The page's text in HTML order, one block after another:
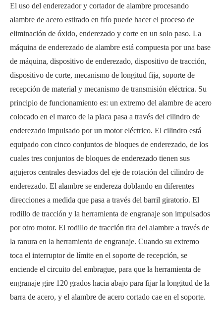
El uso del enderezador y cortador de alambre procesando
alambre de acero estirado en frío puede hacer el proceso de
eliminación de óxido, enderezado y corte en un solo paso. La
máquina de enderezado de alambre está compuesta por una base
de máquina, dispositivo de enderezado, dispositivo de tracción,
dispositivo de corte, mecanismo de longitud fija, soporte de
recepción de material y mecanismo de transmisión eléctrica. Su
principio de funcionamiento es: un extremo del alambre de acero
colocado en el marco de la placa pasa a través del cilindro de
enderezado impulsado por un motor eléctrico. El cilindro está
equipado con cinco conjuntos de bloques de enderezado, de los
cuales tres conjuntos de bloques de enderezado tienen sus
agujeros centrales desviados del eje de rotación del cilindro de
enderezado. El alambre se endereza doblando en diferentes
direcciones a medida que pasa a través del barril giratorio. El
rodillo de tracción y la herramienta de engranaje son impulsados
por otro motor. El rodillo de tracción tira del alambre a través de
la ranura en la herramienta de engranaje. Cuando su extremo
toca el interruptor de límite en el soporte de recepción, se
enciende el circuito del embrague, para que la herramienta de
engranaje gire 120 grados hacia abajo para fijar la longitud de la
barra de acero, y el alambre de acero cortado cae en el soporte.